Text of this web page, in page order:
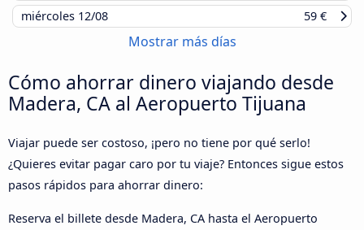
miércoles 12/08 59 €
Mostrar más días
Cómo ahorrar dinero viajando desde
Madera, CA al Aeropuerto Tijuana
Viajar puede ser costoso, ¡pero no tiene por qué serlo!
¿Quieres evitar pagar caro por tu viaje? Entonces sigue estos
pasos rápidos para ahorrar dinero:
Reserva el billete desde Madera, CA hasta el Aeropuerto